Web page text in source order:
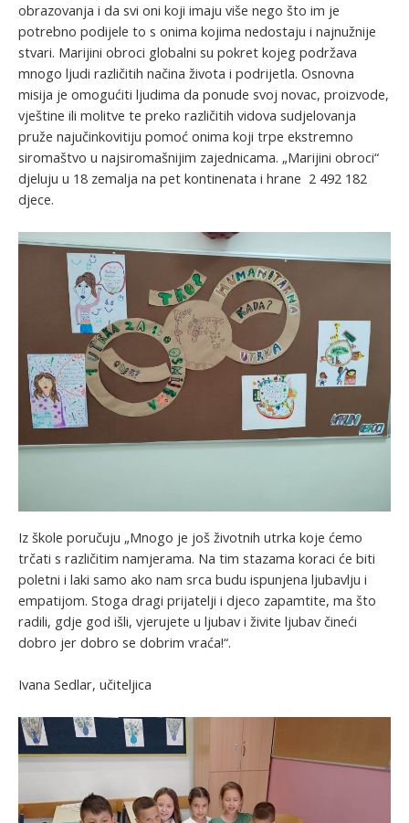
obrazovanja i da svi oni koji imaju više nego što im je
potrebno podijele to s onima kojima nedostaju i najnužnije
stvari. Marijini obroci globalni su pokret kojeg podržava
mnogo ljudi različitih načina života i podrijetla. Osnovna
misija je omogućiti ljudima da ponude svoj novac, proizvode,
vještine ili molitve te preko različitih vidova sudjelovanja
pruže najučinkovitiju pomoć onima koji trpe ekstremno
siromaštvo u najsiromašnijim zajednicama. „Marijini obroci“
djeluju u 18 zemalja na pet kontinenata i hrane 2 492 182
djece.
Iz škole poručuju „Mnogo je još životnih utrka koje ćemo
trčati s različitim namjerama. Na tim stazama koraci će biti
poletni i laki samo ako nam srca budu ispunjena ljubavlju i
empatijom. Stoga dragi prijatelji i djeco zapamtite, ma što
radili, gdje god išli, vjerujete u ljubav i živite ljubav čineći
dobro jer dobro se dobrim vraća!“.
Ivana Sedlar, učiteljica